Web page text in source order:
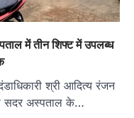
में तीन शिफ्ट में उपलब्ध
श्री आदित्य रंजन
सदर अस्पताल के…